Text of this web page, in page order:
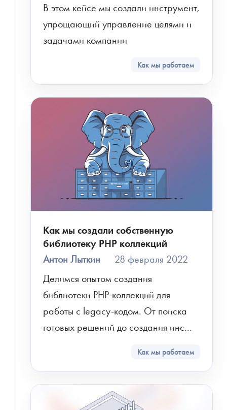
В этом кейсе мы создали инструмент,
упрощающий управление целями и
задачами компании
Как мы работаем
Как мы создали собственную
библиотеку PHP коллекций
Антон Лыткин
28 февраля 2022
Делимся опытом создания
библиотеки PHP-коллекций для
работы с legacy-кодом. От поиска
готовых решений до создания инс...
Как мы работаем